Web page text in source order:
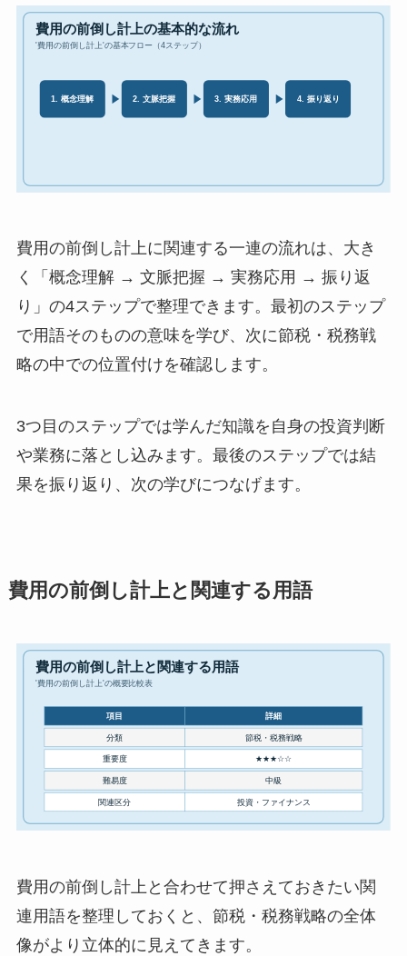
費用の前倒し計上に関連する一連の流れは、大き
く「概念理解 → 文脈把握 → 実務応用 → 振り返
り」の4ステップで整理できます。最初のステップ
で用語そのものの意味を学び、次に節税・税務戦
略の中での位置付けを確認します。
3つ目のステップでは学んだ知識を自身の投資判断
や業務に落とし込みます。最後のステップでは結
果を振り返り、次の学びにつなげます。
費用の前倒し計上と関連する用語
費用の前倒し計上と合わせて押さえておきたい関
連用語を整理しておくと、節税・税務戦略の全体
像がより立体的に見えてきます。